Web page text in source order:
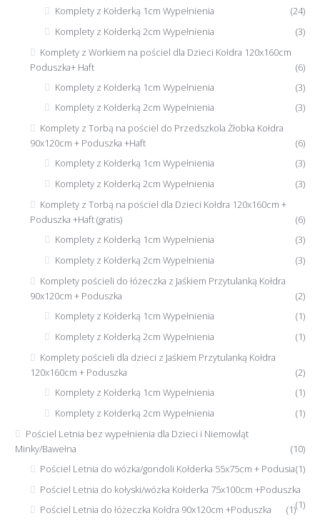
Komplety z Kołderką 1cm Wypełnienia
(24)
Komplety z Kołderką 2cm Wypełnienia
(3)
Komplety z Workiem na pościel dla Dzieci Kołdra 120x160cm
Poduszka+ Haft
(6)
Komplety z Kołderką 1cm Wypełnienia
(3)
Komplety z Kołderką 2cm Wypełnienia
(3)
Komplety z Torbą na pościel do Przedszkola Żłobka Kołdra
90x120cm + Poduszka +Haft
(6)
Komplety z Kołderką 1cm Wypełnienia
(3)
Komplety z Kołderką 2cm Wypełnienia
(3)
Komplety z Torbą na pościel dla Dzieci Kołdra 120x160cm +
Poduszka +Haft (gratis)
(6)
Komplety z Kołderką 1cm Wypełnienia
(3)
Komplety z Kołderką 2cm Wypełnienia
(3)
Komplety pościeli do łóżeczka z Jaśkiem Przytulanką Kołdra
90x120cm + Poduszka
(2)
Komplety z Kołderką 1cm Wypełnienia
(1)
Komplety z Kołderką 2cm Wypełnienia
(1)
Komplety pościeli dla dzieci z Jaśkiem Przytulanką Kołdra
120x160cm + Poduszka
(2)
Komplety z Kołderką 1cm Wypełnienia
(1)
Komplety z Kołderką 2cm Wypełnienia
(1)
Pościel Letnia bez wypełnienia dla Dzieci i Niemowląt
Minky/Bawełna
(10)
Pościel Letnia do wózka/gondoli Kołderka 55x75cm + Podusia(1)
Pościel Letnia do kołyski/wózka Kołderka 75x100cm +Poduszka
(1)
Pościel Letnia do łóżeczka Kołdra 90x120cm +Poduszka
(1)